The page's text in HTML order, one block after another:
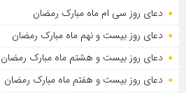
دعای روز سی ام ماه مبارک رمضان
دعای روز بیست و نهم ماه مبارک رمضان
دعای روز بیست و هشتم ماه مبارک رمضان
دعای روز بیست و هفتم ماه مبارک رمضان